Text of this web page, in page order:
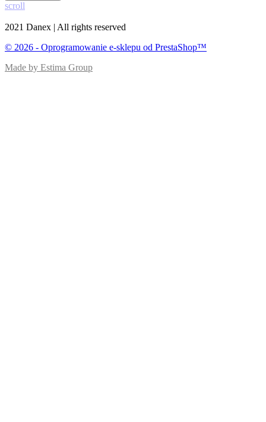
scroll
2021 Danex | All rights reserved
© 2026 - Oprogramowanie e-sklepu od PrestaShop™
Made by Estima Group